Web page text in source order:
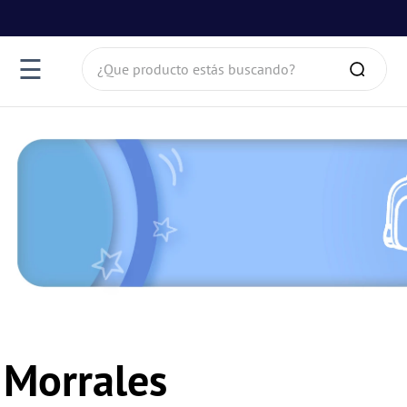
☰ ¿Que producto estás buscando?
Morrales